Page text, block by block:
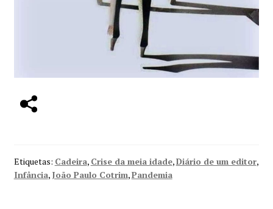
Etiquetas: Cadeira, Crise da meia idade,Diário de um editor,
Infância, João Paulo Cotrim,Pandemia